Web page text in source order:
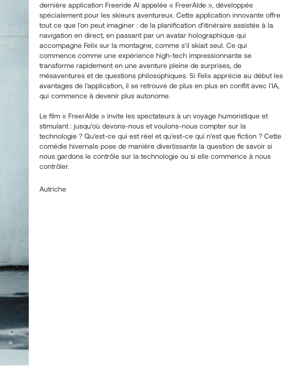
dernière application Freeride AI appelée « FreerAIde », développée
spécialement pour les skieurs aventureux. Cette application innovante offre
tout ce que l'on peut imaginer : de la planification d'itinéraire assistée à la
navigation en direct, en passant par un avatar holographique qui
accompagne Felix sur la montagne, comme s'il skiait seul. Ce qui
commence comme une expérience high-tech impressionnante se
transforme rapidement en une aventure pleine de surprises, de
mésaventures et de questions philosophiques. Si Felix apprécie au début les
avantages de l'application, il se retrouve de plus en plus en conflit avec l'IA,
qui commence à devenir plus autonome.
Le film « FreerAIde » invite les spectateurs à un voyage humoristique et
stimulant : jusqu'où devons-nous et voulons-nous compter sur la
technologie ? Qu'est-ce qui est réel et qu'est-ce qui n'est que fiction ? Cette
comédie hivernale pose de manière divertissante la question de savoir si
nous gardons le contrôle sur la technologie ou si elle commence à nous
contrôler.
Autriche